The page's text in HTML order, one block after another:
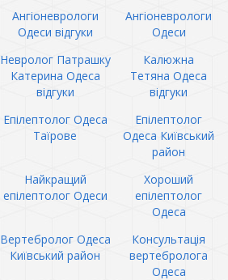
Ангіоневрологи
Одеси відгуки
Ангіоневрологи
Одеси
Невролог Патрашку
Катерина Одеса
відгуки
Калюжна
Тетяна Одеса
відгуки
Епілептолог Одеса
Таїрове
Епілептолог
Одеса Київський
район
Найкращий
епілептолог Одеси
Хороший
епілептолог
Одеса
Вертебролог Одеса
Київський район
Консультація
вертебролога
Одеса